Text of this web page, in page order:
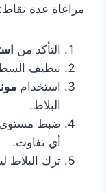
مراعاة عدة نقاط:
التأكد من
تنظيف
استخدام
البلاط.
ضبط مستوى
أي تفاوت.
ترك البلاط